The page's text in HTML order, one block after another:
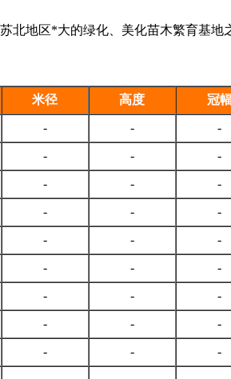
北地区*大的绿化、美化苗木繁育基地
米径 高度 冠
- - -
- - -
- - -
- - -
- - -
- - -
- - -
- - -
- - -